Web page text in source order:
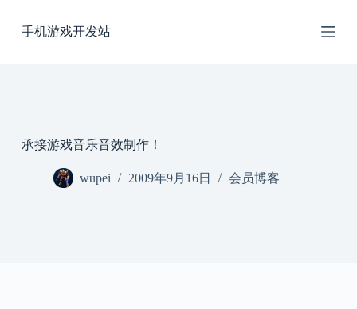
过
手机游戏开发站
承接游戏音乐音效制作！
wupei 2009年9月16日 会员博客